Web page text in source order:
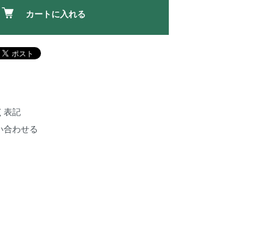
カートに入れる
表記
合わせる